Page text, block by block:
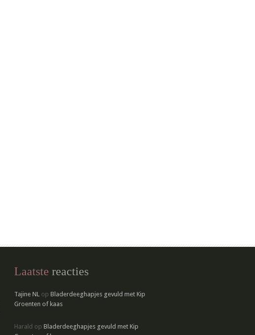
Laatste reacties
Tajine NL op Bladerdeeghapjes gevuld met Kip
Groenten of kaas
Harald op Bladerdeeghapjes gevuld met Kip